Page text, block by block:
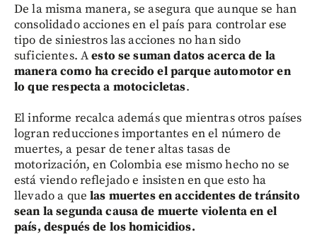
De la misma manera, se asegura que aunque se han
consolidado acciones en el país para controlar ese
tipo de siniestros las acciones no han sido
suficientes. Aesto se suman datos acerca de la
manera como ha crecido el parque automotor en
lo que respecta a motocicletas.
El informe recalca además que mientras otros países
logran reducciones importantes en el número de
muertes, a pesar de tener altas tasas de
motorización, en Colombia ese mismo hecho no se
está viendo reflejado e insisten en que esto ha
llevado a quelas muertes en accidentes de tránsito
sean la segunda causa de muerte violenta en el
país, después de los homicidios.